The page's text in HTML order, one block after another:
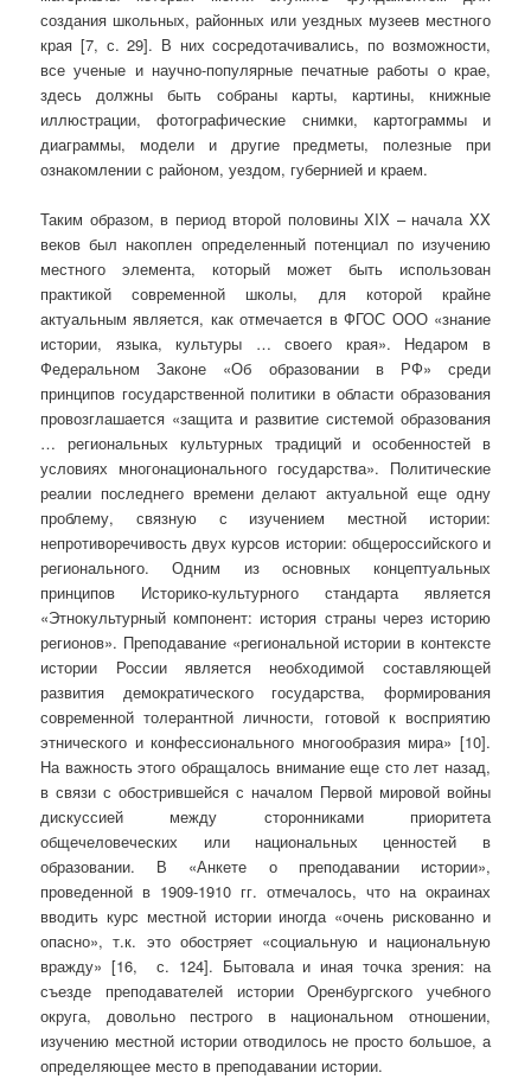
создания школьных, районных или уездных музеев местного
края [7, с. 29]. В них сосредотачивались, по возможности,
все ученые и научно-популярные печатные работы о крае,
здесь должны быть собраны карты, картины, книжные
иллюстрации, фотографические снимки, картограммы и
диаграммы, модели и другие предметы, полезные при
ознакомлении с районом, уездом, губернией и краем.
Таким образом, в период второй половины XIX – начала XX
веков был накоплен определенный потенциал по изучению
местного элемента, который может быть использован
практикой современной школы, для которой крайне
актуальным является, как отмечается в ФГОС ООО «знание
истории, языка, культуры … своего края». Недаром в
Федеральном Законе «Об образовании в РФ» среди
принципов государственной политики в области образования
провозглашается «защита и развитие системой образования
… региональных культурных традиций и особенностей в
условиях многонационального государства». Политические
реалии последнего времени делают актуальной еще одну
проблему, связную с изучением местной истории:
непротиворечивость двух курсов истории: общероссийского и
регионального. Одним из основных концептуальных
принципов Историко-культурного стандарта является
«Этнокультурный компонент: история страны через историю
регионов». Преподавание «региональной истории в контексте
истории России является необходимой составляющей
развития демократического государства, формирования
современной толерантной личности, готовой к восприятию
этнического и конфессионального многообразия мира» [10].
На важность этого обращалось внимание еще сто лет назад,
в связи с обострившейся с началом Первой мировой войны
дискуссией между сторонниками приоритета
общечеловеческих или национальных ценностей в
образовании. В «Анкете о преподавании истории»,
проведенной в 1909-1910 гг. отмечалось, что на окраинах
вводить курс местной истории иногда «очень рискованно и
опасно», т.к. это обостряет «социальную и национальную
вражду» [16, с. 124]. Бытовала и иная точка зрения: на
съезде преподавателей истории Оренбургского учебного
округа, довольно пестрого в национальном отношении,
изучению местной истории отводилось не просто большое, а
определяющее место в преподавании истории.